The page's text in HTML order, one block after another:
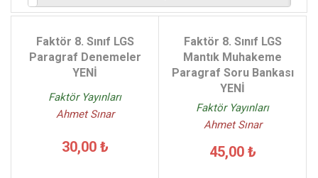
Faktör 8. Sınıf LGS
Paragraf Denemeler
YENİ
Faktör Yayınları
Ahmet Sınar
30,00 ₺
Faktör 8. Sınıf LGS
Mantık Muhakeme
Paragraf Soru Bankası
YENİ
Faktör Yayınları
Ahmet Sınar
45,00 ₺